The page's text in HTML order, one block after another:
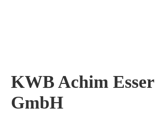
KWB Achim Esser
GmbH